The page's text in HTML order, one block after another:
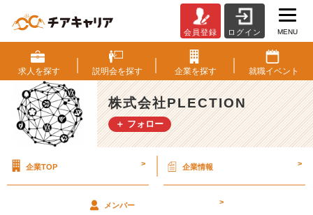
族
に
な
っ
た
よ
者
会員登録 ログイン MENU
求人を探す 説明会を探す 企業を探す 就職イベント
株式会社PLECTION
＋ フォロー
企業TOP > 企業情報 >
メンバー >